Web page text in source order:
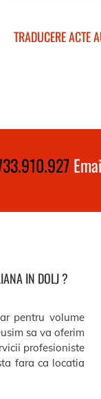
TRADUCERE ACTE
IN DOLJ ?
pentru volume
sa va oferim
profesioniste
fara ca locatia